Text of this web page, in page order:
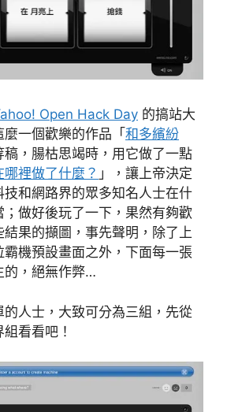
Open Hack Day 的搞站大
一個歡樂的作品「 和多繽紛
稿，腸枯思竭時，用它做了一點
哪裡做了什麼？ 」，讓上帝決定
和網路界的眾多知名人士在什
；做好後玩了一下，果然有夠歡
果的擷圖，事先聲明，除了上
霸機預設畫面之外，下面每一張
的，絕無作弊…
人士，大致可分為三組，先從
看看吧！